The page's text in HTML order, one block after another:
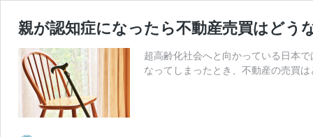
親が認知症になったら不動産売買はどう
超高齢化社会へと向かっている日本
なってしまったとき、不動産の売買